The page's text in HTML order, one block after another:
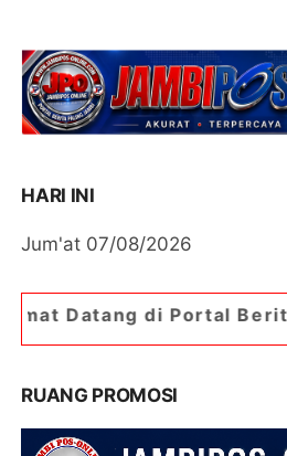
HARI INI
Jum'at 07/08/2026
Portal Berita Jambipos
RUANG PROMOSI